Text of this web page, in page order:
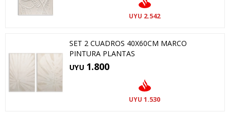
UYU 2.542
SET 2 CUADROS 40X60CM MARCO
PINTURA PLANTAS
UYU 1.800
UYU 1.530